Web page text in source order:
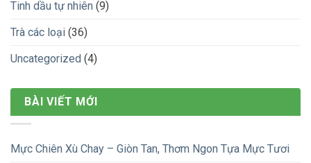
Tinh dầu tự nhiên (9)
Trà các loại (36)
Uncategorized (4)
BÀI VIẾT MỚI
Mực Chiên Xù Chay – Giòn Tan, Thơm Ngon Tựa Mực Tươi